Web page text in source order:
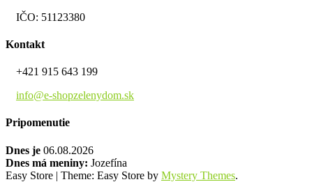
IČO: 51123380
Kontakt
+421 915 643 199
info@e-shopzelenydom.sk
Pripomenutie
Dnes je 06.08.2026
Dnes má meniny: Jozefína
Easy Store | Theme: Easy Store by Mystery Themes.